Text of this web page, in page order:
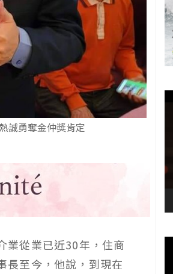
誠勇奪金仲獎肯定
業從業已近30年，住商
長至今，他說，到現在